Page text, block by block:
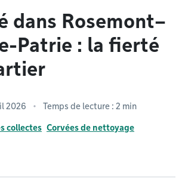
dans Rosemont–
Patrie : la fierté
2026 Temps de lecture : 2 min
collectes Corvées de nettoyage